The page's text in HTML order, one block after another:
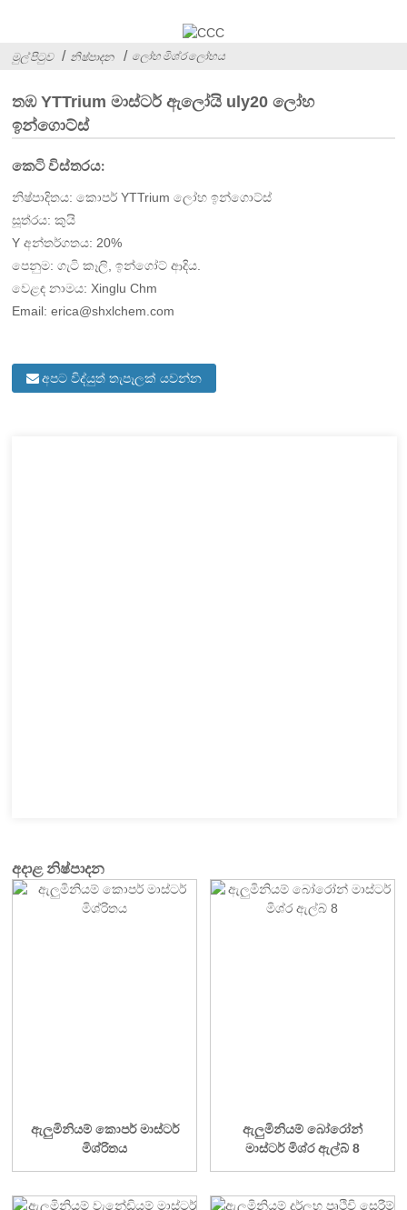
මුල් පිටුව නිෂ්පාදන ලෝහ මිශ්ර ලෝහය
තඹ YTTrium මාස්ටර් ඇලෝයි uly20 ලෝහ
ඉන්ගොට්ස්
කෙටි විස්තරය:
නිෂ්පාදිතය: කොපර් YTTrium ලෝහ ඉන්ගොට්ස්
සූත්රය: කුයි
Y අන්තර්ගතය: 20%
පෙනුම: ගැටි කෑලි, ඉන්ගෝට් ආදිය.
වෙළඳ නාමය: Xinglu Chm
Email: erica@shxlchem.com
අපට විද්යුත් තැපෑලක් යවන්න
අදාළ නිෂ්පාදන
ඇලුමිනියම් කොපර් මාස්ටර්
මිශ්රිතය
ඇලුමිනියම් බෝරෝන්
මාස්ටර් මිශ්ර ඇල්බ් 8